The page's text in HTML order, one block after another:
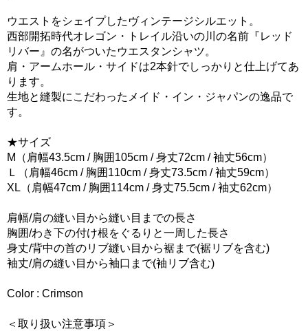
ウエストをシェイプしたヴィンテージシルエット。
西部開拓時代オレゴン・トレイル沿いの川の名前『レッド
リバー』の名がついたウエスタンシャツ。
肩・アームホール・サイドは2本針でしっかりと仕上げてあ
ります。
生地と縫製にこだわったメイド・イン・ジャパンの逸品で
す。
★サイズ
M（肩幅43.5cm / 胸囲105cm / 身丈72cm / 袖丈56cm）
Ｌ（肩幅46cm / 胸囲110cm / 身丈73.5cm / 袖丈59cm）
XL（肩幅47cm / 胸囲114cm / 身丈75.5cm / 袖丈62cm）
肩幅/肩の縫い目から縫い目までの長さ
胸囲/わき下の付け根をぐるりと一周した長さ
身丈/背中の首のリブ縫い目から裾まで(裾リブを含む)
袖丈/肩の縫い目から袖口まで(袖リブ含む)
Color : Crimson
＜取り扱い注意事項＞